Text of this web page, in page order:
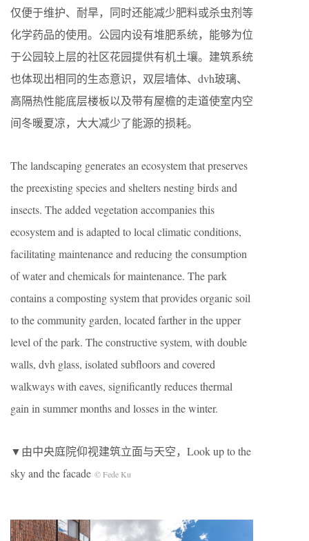
仅便于维护、耐旱，同时还能减少肥料或杀虫剂等
化学药品的使用。公园内设有堆肥系统，能够为位
于公园较上层的社区花园提供有机土壤。建筑系统
也体现出相同的生态意识，双层墙体、dvh玻璃、
高隔热性能底层楼板以及带有屋檐的走道使室内空
间冬暖夏凉，大大减少了能源的损耗。
The landscaping generates an ecosystem that preserves
the preexisting species and shelters nesting birds and
insects. The added vegetation accompanies this
ecosystem and is adapted to local climatic conditions,
facilitating maintenance and reducing the consumption
of water and chemicals for maintenance. The park
contains a composting system that provides organic soil
to the community garden, located farther in the upper
level of the park. The constructive system, with double
walls, dvh glass, isolated subfloors and covered
walkways with eaves, significantly reduces thermal
gain in summer months and losses in the winter.
▼由中央庭院仰视建筑立面与天空，Look up to the
sky and the facade © Fede Ku